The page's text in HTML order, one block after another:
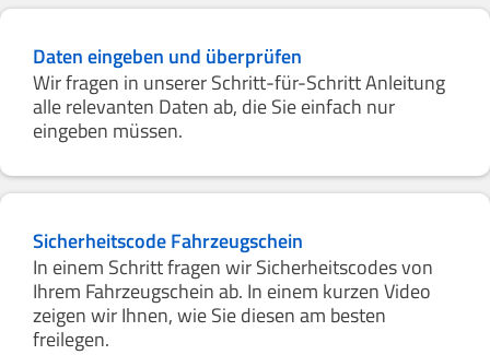
Daten eingeben und überprüfen
Wir fragen in unserer Schritt-für-Schritt Anleitung
alle relevanten Daten ab, die Sie einfach nur
eingeben müssen.
Sicherheitscode Fahrzeugschein
In einem Schritt fragen wir Sicherheitscodes von
Ihrem Fahrzeugschein ab. In einem kurzen Video
zeigen wir Ihnen, wie Sie diesen am besten
freilegen.